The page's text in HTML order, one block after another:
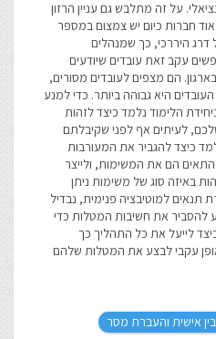
על זה מתלבש גם עניין הרזון
חברות כיום יש צמצום במספר
דרג היררכי, כך שמנהלים
עקב זאת עובדים שיודעים
הם מצפים לעובדים מסורים,
היא גבוהה ביותר. כדי למנע
הלימוד נלמד כיצד לזהות
לעיתים אף לפני שקיבלתם
כיצד להגביר את המעורבות
הם את המשימות, ולייצר
באיזה סוג של משימות ניתן
תנאים למוטיבציה פנימית, נבדיל
להסביר את חשיבות המטלות כדי
לייעל את כל התהליך כך
עקבי לבצע את המטלות שלהם
אישית והעברת מסר